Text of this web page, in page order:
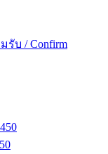
รับ / Confirm